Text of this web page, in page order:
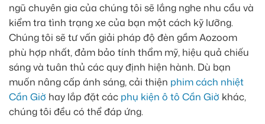
ngũ chuyên gia của chúng tôi sẽ lắng nghe nhu cầu và
kiểm tra tình trạng xe của bạn một cách kỹ lưỡng.
Chúng tôi sẽ tư vấn giải pháp độ đèn gầm Aozoom
phù hợp nhất, đảm bảo tính thẩm mỹ, hiệu quả chiếu
sáng và tuân thủ các quy định hiện hành. Dù bạn
muốn nâng cấp ánh sáng, cải thiện phim cách nhiệt
Cần Giờ hay lắp đặt các phụ kiện ô tô Cần Giờ khác,
chúng tôi đều có thể đáp ứng.